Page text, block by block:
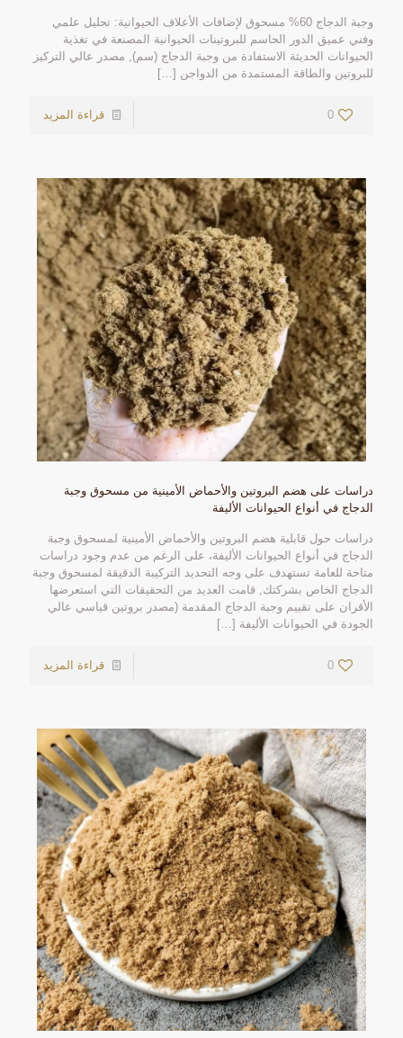
وجبة الدجاج 60% مسحوق لإضافات الأعلاف الحيوانية: تحليل علمي
وفني عميق الدور الحاسم للبروتينات الحيوانية المصنعة في تغذية
الحيوانات الحديثة الاستفادة من وجبة الدجاج (سم), مصدر عالي التركيز
للبروتين والطاقة المستمدة من الدواجن […]
0 قراءة المزيد
دراسات على هضم البروتين والأحماض الأمينية من مسحوق وجبة
الدجاج في أنواع الحيوانات الأليفة
دراسات حول قابلية هضم البروتين والأحماض الأمينية لمسحوق وجبة
الدجاج في أنواع الحيوانات الأليفة، على الرغم من عدم وجود دراسات
متاحة للعامة تستهدف على وجه التحديد التركيبة الدقيقة لمسحوق وجبة
الدجاج الخاص بشركتك, قامت العديد من التحقيقات التي استعرضها
الأقران على تقييم وجبة الدجاج المقدمة (مصدر بروتين قياسي عالي
الجودة في الحيوانات الأليفة […]
0 قراءة المزيد